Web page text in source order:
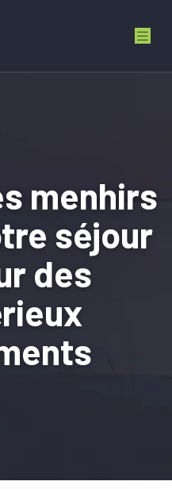
menhirs
séjour
des